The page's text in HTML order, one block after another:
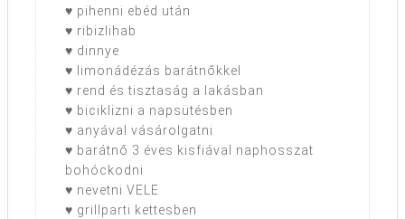
♥ pihenni ebéd után
♥ ribizlihab
♥ dinnye
♥ limonádézás barátnőkkel
♥ rend és tisztaság a lakásban
♥ biciklizni a napsütésben
♥ anyával vásárolgatni
♥ barátnő 3 éves kisfiával naphosszat
bohóckodni
♥ nevetni VELE
♥ grillparti kettesben